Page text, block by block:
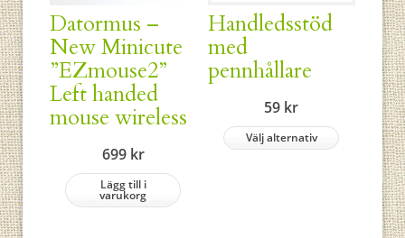
Datormus –
New Minicute
”EZmouse2”
Left handed
mouse wireless
699 kr
Lägg till i
varukorg
Handledsstöd
med
pennhållare
59 kr
Välj alternativ